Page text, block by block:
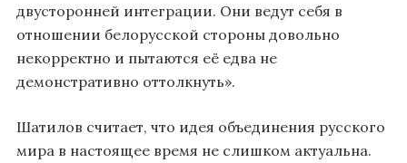
двусторонней интеграции. Они ведут себя в
отношении белорусской стороны довольно
некорректно и пытаются её едва не
демонстративно оттолкнуть».
Шатилов считает, что идея объединения русского
мира в настоящее время не слишком актуальна.